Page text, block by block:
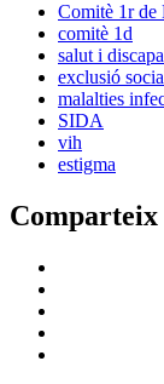
Comitè 1r de
comitè 1d
salut i
exclusió
malalties
SIDA
vih
estigma